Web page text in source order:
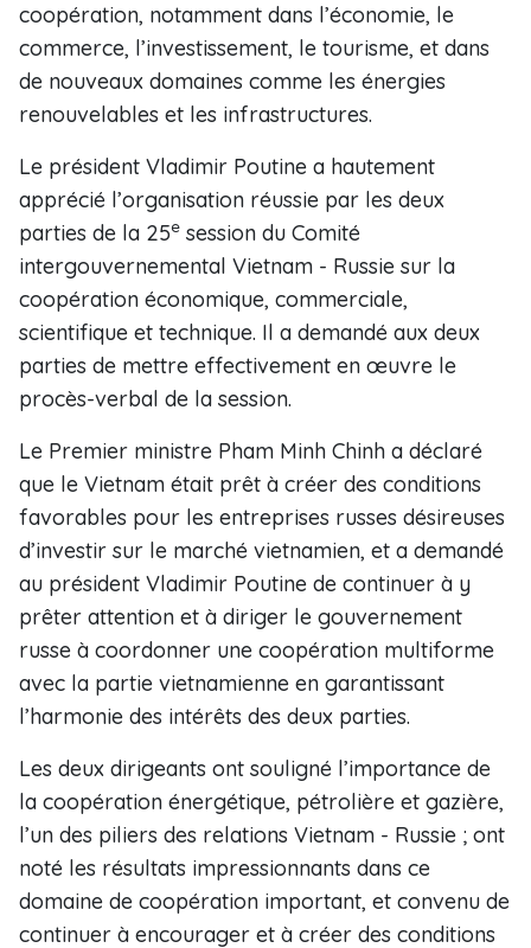
coopération, notamment dans l’économie, le
commerce, l’investissement, le tourisme, et dans
de nouveaux domaines comme les énergies
renouvelables et les infrastructures.
Le président Vladimir Poutine a hautement
apprécié l’organisation réussie par les deux
parties de la 25e session du Comité
intergouvernemental Vietnam - Russie sur la
coopération économique, commerciale,
scientifique et technique. Il a demandé aux deux
parties de mettre effectivement en œuvre le
procès-verbal de la session.
Le Premier ministre Pham Minh Chinh a déclaré
que le Vietnam était prêt à créer des conditions
favorables pour les entreprises russes désireuses
d’investir sur le marché vietnamien, et a demandé
au président Vladimir Poutine de continuer à y
prêter attention et à diriger le gouvernement
russe à coordonner une coopération multiforme
avec la partie vietnamienne en garantissant
l’harmonie des intérêts des deux parties.
Les deux dirigeants ont souligné l’importance de
la coopération énergétique, pétrolière et gazière,
l’un des piliers des relations Vietnam - Russie ; ont
noté les résultats impressionnants dans ce
domaine de coopération important, et convenu de
continuer à encourager et à créer des conditions